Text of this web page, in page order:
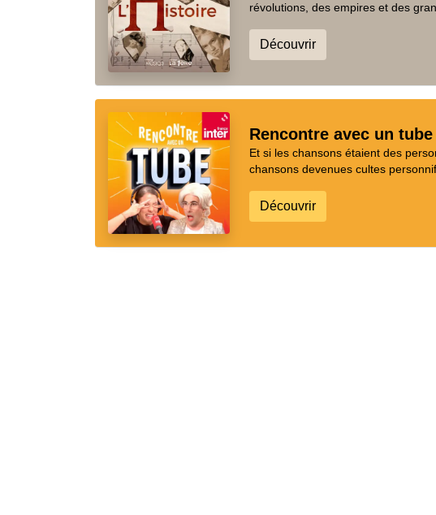
révolutions, des empires et des
Découvrir
Rencontre avec un tube
Et si les chansons étaient des
chansons devenues cultes
Découvrir